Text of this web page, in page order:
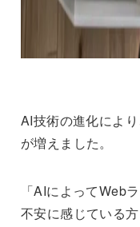
AI技術の進化により
が増えました。
「AIによってWeb
不安に感じている